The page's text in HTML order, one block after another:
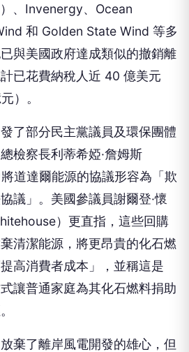
和 Golden State Wind 等多
與美國政府達成類似的撤銷離
已花費納稅人近 40 億美元
）。
了部分民主黨議員及環保團體
檢察長利蒂希婭·詹姆斯
道達爾能源的協議形容為「欺
議」。美國參議員謝爾登·懷
）更直指，這些回購
清潔能源，將更昂貴的化石燃
高消費者成本」，並稱這是
讓普通家庭為其化石燃料捐助
棄了離岸風電開發的雄心，但
大其離岸風電業務。目前該公